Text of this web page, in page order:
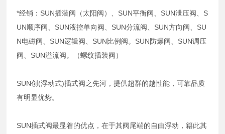
*经销：SUN插装阀（太阳阀）、SUN平衡阀、SUN泄压阀、S
UN顺序阀、SUN液控单向阀、SUN分流阀、SUN方向阀、SU
N电磁阀、SUN逻辑阀、SUN比例阀。SUN防爆阀、SUN调压
阀、SUN溢流阀。（螺纹插装阀）
SUN创(浮动式)插式阀之先河，提供超群的越性能，可靠品质
有明显优势。
SUN插式阀最显着的优点，在于其阀尾端的自由浮动，籍此其